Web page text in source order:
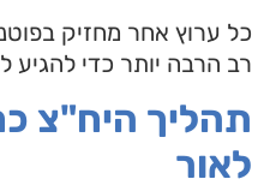
כל ערוץ אחר מחזיק
רב הרבה יותר כדי
תהליך היח"צ
לאור